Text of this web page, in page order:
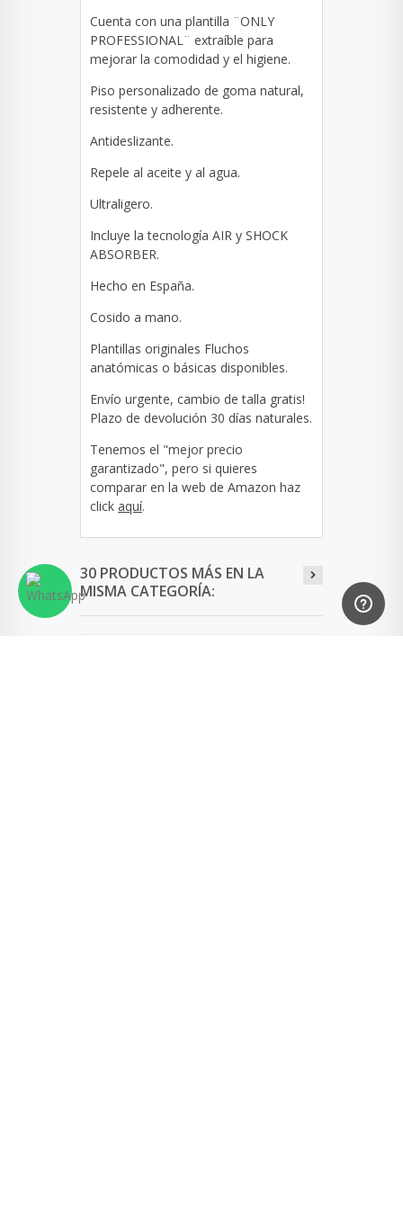
Cuenta con una plantilla ¨ONLY
PROFESSIONAL¨ extraíble para
mejorar la comodidad y el higiene.
Piso personalizado de goma natural,
resistente y adherente.
Antideslizante.
Repele al aceite y al agua.
Ultraligero.
Incluye la tecnología AIR y SHOCK
ABSORBER.
Hecho en España.
Cosido a mano.
Plantillas originales Fluchos
anatómicas o básicas disponibles.
Envío urgente, cambio de talla gratis!
Plazo de devolución 30 días naturales.
Tenemos el "mejor precio
garantizado", pero si quieres
comparar en la web de Amazon haz
click aquí.
30 PRODUCTOS MÁS EN LA
MISMA CATEGORÍA: